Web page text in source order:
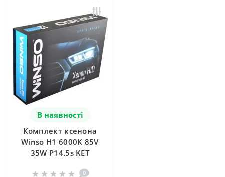
В наявності
Комплект ксенона
Winso H1 6000K 85V
35W P14.5s KET
0